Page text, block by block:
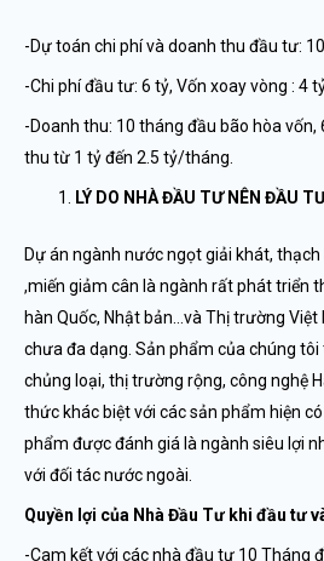
-Dự toán chi phí và doanh thu đầu tư:
-Chi phí đầu tư: 6 tỷ, Vốn xoay vòng : 4
-Doanh thu: 10 tháng đầu bão hòa
thu từ 1 tỷ đến 2.5 tỷ/tháng.
LÝ DO NHÀ ĐẦU TƯ NÊN ĐẦU
Dự án ngành nước ngọt giải khát,
,miến giảm cân là ngành rất phát triển
hàn Quốc, Nhật bản…và Thị trường
chưa đa dạng. Sản phẩm của chúng
chủng loại, thị trường rộng, công nghệ
thức khác biệt với các sản phẩm hiện
phẩm được đánh giá là ngành siêu lợi
với đối tác nước ngoài.
Quyền lợi của Nhà Đầu Tư khi đầu tư
-Cam kết với các nhà đầu tư 10 Tháng